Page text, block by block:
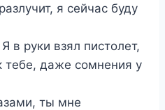
я сейчас буду
в руки взял пистолет,
тебе, даже сомнения у
ты мне